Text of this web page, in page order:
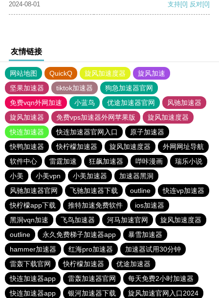
2024-08-01 支持[0] 反对[0]
友情链接
网站地图 QuickQ 旋风加速度器
旋风加速
坚果加速器
tiktok加速器
狗急加速器官网
免费vqn外网加速
小蓝鸟 优途加速器官网
风驰加速器
旋风加速器
免费vps加速器外网苹果版
旋风加速度器
快连加速器
快连加速器官网入口
原子加速器
快鸭加速器
快柠檬加速器 旋风加速度器
外网网址导航
软件中心
雷霆加速 狂飙加速器 哔咔漫画
瑞乐小说
小美
小美vpn 小美加速器
加速器黑洞
风驰加速器官网
飞驰加速器下载 outline
快连vp加速器
快柠檬app下载
推特加速免费软件
ios加速器
黑洞vqn加速
飞鸟加速器 河马加速官网
旋风加速度器
outline
永久免费梯子加速器app
暴雪加速器
hammer加速器
红海pro加速器
加速器试用30分钟
雷轰下载官网
快柠檬加速器
优途加速器
快连加速器app
雷轰加速器官网
每天免费2小时加速器
快连加速器app
银河加速器下载 旋风加速官网入口2024